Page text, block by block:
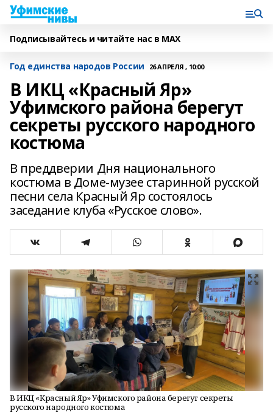
Подписывайтесь и читайте нас в MAX
Год единства народов России 26 АПРЕЛЯ , 10:00
В ИКЦ «Красный Яр»
Уфимского района берегут
секреты русского народного
костюма
В преддверии Дня национального
костюма в Доме-музее старинной русской
песни села Красный Яр состоялось
заседание клуба «Русское слово».
В ИКЦ «Красный Яр» Уфимского района берегут секреты
русского народного костюма